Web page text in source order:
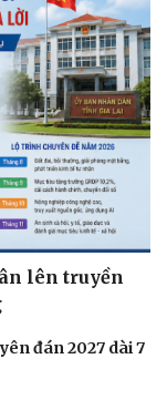
lên truyền
đán 2027 dài 7